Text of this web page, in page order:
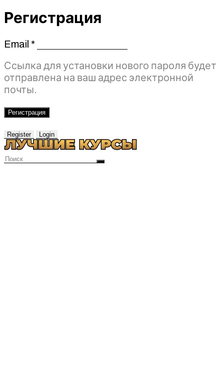
Регистрация
Email *Обязательно
Ссылка для установки нового пароля будет
отправлена ​​на ваш адрес электронной
почты.
Регистрация
Register Login